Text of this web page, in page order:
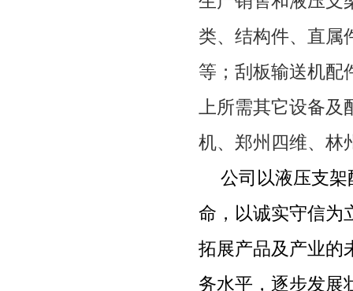
类、结构件、直属
等；刮板输送机配
上所需其它设备及
机、郑州四维、林
公司以液压支
命，以诚实守信为
拓展产品及产业的
务水平，逐步发展